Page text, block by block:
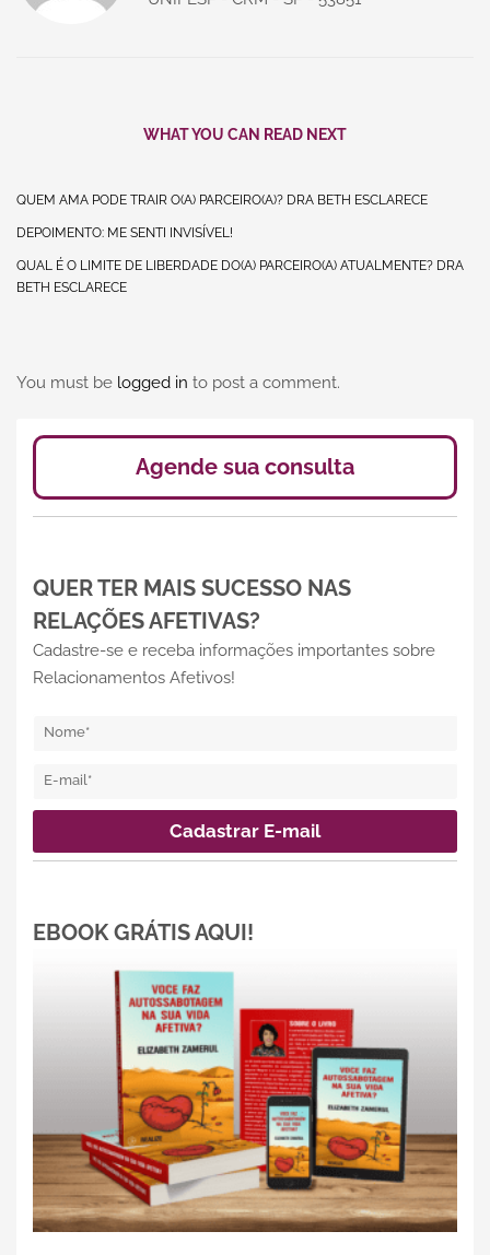
WHAT YOU CAN READ NEXT
QUEM AMA PODE TRAIR O(A) PARCEIRO(A)? DRA BETH ESCLARECE
DEPOIMENTO: ME SENTI INVISÍVEL!
QUAL É O LIMITE DE LIBERDADE DO(A) PARCEIRO(A) ATUALMENTE? DRA
BETH ESCLARECE
You must be logged in to post a comment.
Agende sua consulta
QUER TER MAIS SUCESSO NAS
RELAÇÕES AFETIVAS?
Cadastre-se e receba informações importantes sobre
Relacionamentos Afetivos!
EBOOK GRÁTIS AQUI!